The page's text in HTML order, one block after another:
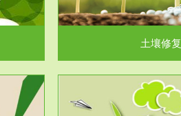
土壤修复